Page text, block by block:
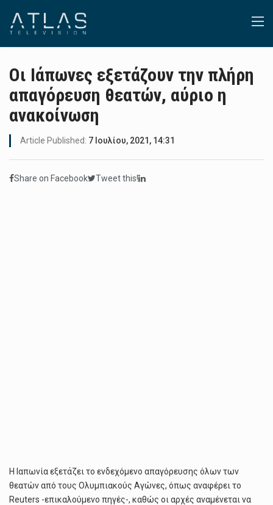
Οι Ιάπωνες εξετάζουν την πλήρη
απαγόρευση θεατών, αύριο η
ανακοίνωση
Article Published: 7 Ιουλίου, 2021, 14:31
Share on Facebook Tweet this!
Η Ιαπωνία εξετάζει το ενδεχόμενο απαγόρευσης όλων των
θεατών από τους Ολυμπιακούς Αγώνες, όπως αναφέρει το
Reuters -επικαλούμενο πηγές-, καθώς οι αρχές αναμένεται να